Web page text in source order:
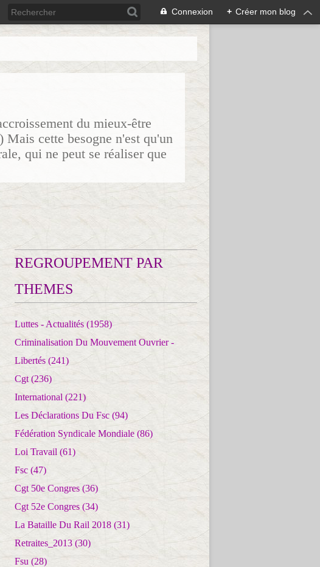
Connexion + Créer mon blog
du mieux-être
cette besogne n'est qu'un
qui ne peut se réaliser que
REGROUPEMENT PAR
THEMES
Luttes - Actualités (1958)
Criminalisation Du Mouvement Ouvrier -
Libertés (241)
Cgt (236)
International (221)
Les Déclarations Du Fsc (94)
Fédération Syndicale Mondiale (86)
Loi Travail (61)
Fsc (47)
Cgt 50e Congres (36)
Cgt 52e Congres (34)
La Bataille Du Rail 2018 (31)
Retraites_2013 (30)
Fsu (28)